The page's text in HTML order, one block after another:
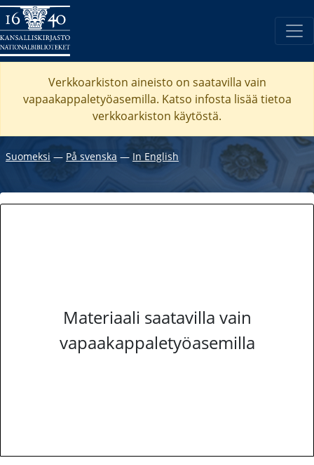
Verkkoarkiston aineisto on saatavilla vain
vapaakappaletyöasemilla. Katso infosta lisää tietoa
verkkoarkiston käytöstä.
Suomeksi ― På svenska ― In English
Materiaali saatavilla vain
vapaakappaletyöasemilla